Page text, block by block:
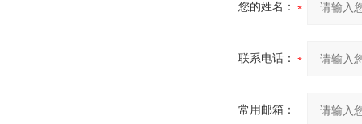
您的姓名：
联系电话：
常用邮箱：